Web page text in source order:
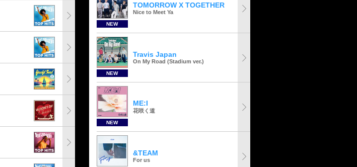
NEW
TOMORROW X TOGETHER
Nice to Meet Ya
NEW
Travis Japan
On My Road (Stadium ver.)
NEW
ME:I
花咲く道
&TEAM
For us